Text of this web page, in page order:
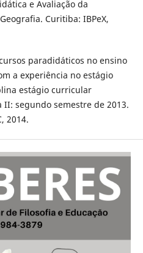
e Avaliação da
Curitiba: IBPeX,
paradidáticos no ensino
a experiência no estágio
estágio curricular
segundo semestre de 2013.
2014.